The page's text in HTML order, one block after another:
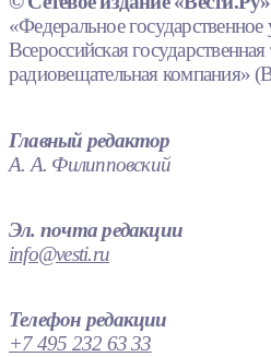
«Федеральное
Всероссийская
радиовещательная компания»
Главный редактор
А. А. Филипповский
Эл. почта редакции
info@vesti.ru
Телефон редакции
+7 495 232 63 33